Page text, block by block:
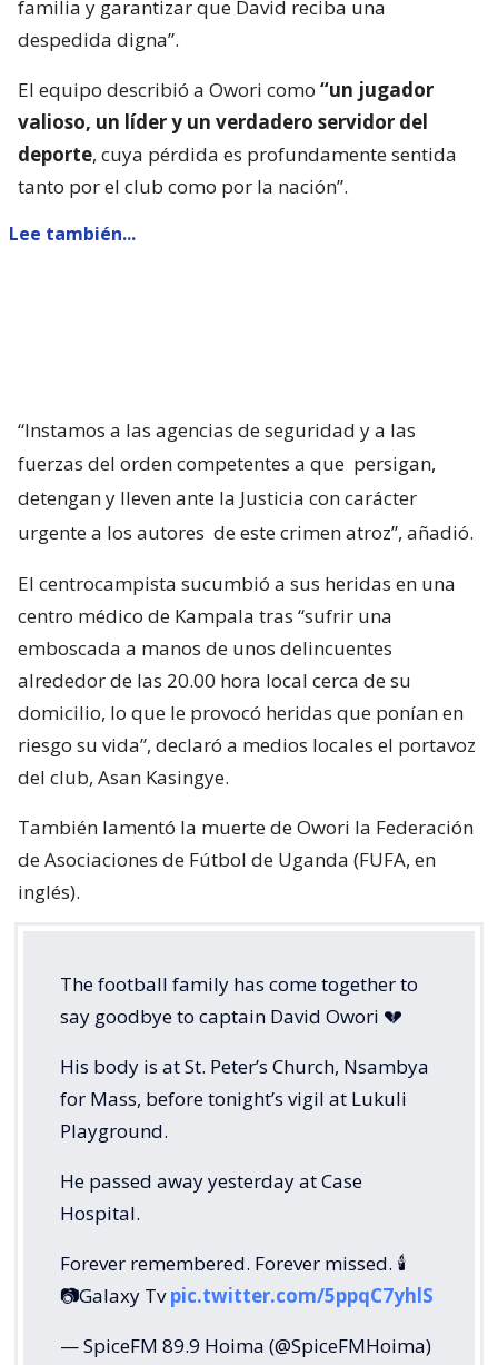
familia y garantizar que David reciba una
despedida digna”.
El equipo describió a Owori como “un jugador
valioso, un líder y un verdadero servidor del
deporte, cuya pérdida es profundamente sentida
tanto por el club como por la nación”.
Lee también...
“Instamos a las agencias de seguridad y a las
fuerzas del orden competentes a que persigan,
detengan y lleven ante la Justicia con carácter
urgente a los autores de este crimen atroz”, añadió.
El centrocampista sucumbió a sus heridas en una
centro médico de Kampala tras “sufrir una
emboscada a manos de unos delincuentes
alrededor de las 20.00 hora local cerca de su
domicilio, lo que le provocó heridas que ponían en
riesgo su vida”, declaró a medios locales el portavoz
del club, Asan Kasingye.
También lamentó la muerte de Owori la Federación
de Asociaciones de Fútbol de Uganda (FUFA, en
inglés).
The football family has come together to
say goodbye to captain David Owori 💔
His body is at St. Peter’s Church, Nsambya
for Mass, before tonight’s vigil at Lukuli
Playground.
He passed away yesterday at Case
Hospital.
Forever remembered. Forever missed. 🕯️
📷Galaxy Tvpic.twitter.com/5ppqC7yhlS
— SpiceFM 89.9 Hoima (@SpiceFMHoima)